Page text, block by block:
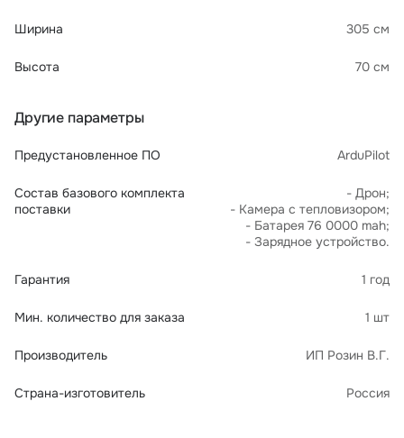
Ширина 305 см
Высота 70 см
Другие параметры
Предустановленное ПО ArduPilot
Состав базового комплекта
поставки
- Дрон;
- Камера с тепловизором;
- Батарея 76 0000 mah;
- Зарядное устройство.
Гарантия 1 год
Мин. количество для заказа 1 шт
Производитель ИП Розин В.Г.
Страна-изготовитель Россия